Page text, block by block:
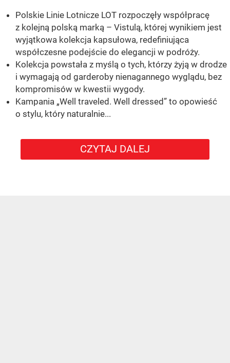
Polskie Linie Lotnicze LOT rozpoczęły współpracę
z kolejną polską marką – Vistulą, której wynikiem jest
wyjątkowa kolekcja kapsułowa, redefiniująca
współczesne podejście do elegancji w podróży.
Kolekcja powstała z myślą o tych, którzy żyją w drodze
i wymagają od garderoby nienagannego wyglądu, bez
kompromisów w kwestii wygody.
Kampania „Well traveled. Well dressed” to opowieść
o stylu, który naturalnie...
CZYTAJ DALEJ